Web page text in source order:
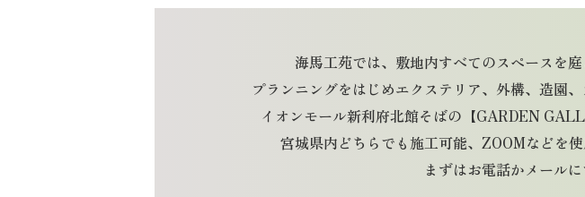
海馬工苑では、敷地内すべてのスペースを
プランニングをはじめエクステリア、外構、造園
イオンモール新利府北館そばの【GARDEN
宮城県内どちらでも施工可能、ZOOMなどを
まずはお電話かメール